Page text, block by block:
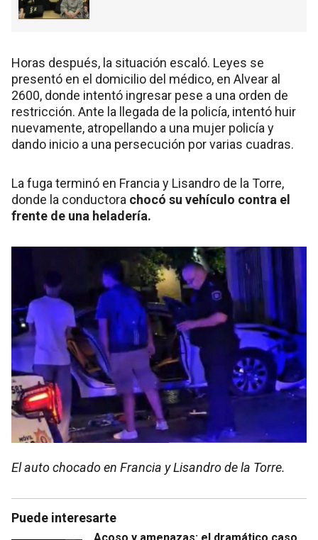
Horas después, la situación escaló. Leyes se
presentó en el domicilio del médico, en Alvear al
2600, donde intentó ingresar pese a una orden de
restricción. Ante la llegada de la policía, intentó huir
nuevamente, atropellando a una mujer policía y
dando inicio a una persecución por varias cuadras.
La fuga terminó en Francia y Lisandro de la Torre,
donde la conductora chocó su vehículo contra el
frente de una heladería.
El auto chocado en Francia y Lisandro de la Torre.
Puede interesarte